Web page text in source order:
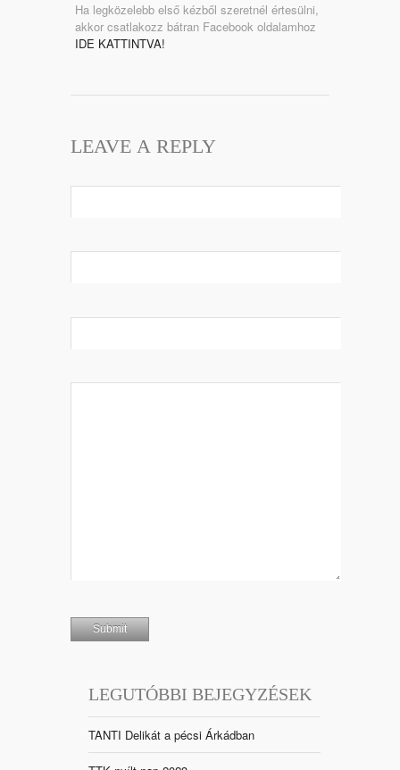
Ha legközelebb első kézből szeretnél értesülni,
akkor csatlakozz bátran Facebook oldalamhoz
IDE KATTINTVA!
LEAVE A REPLY
LEGUTÓBBI BEJEGYZÉSEK
TANTI Delikát a pécsi Árkádban